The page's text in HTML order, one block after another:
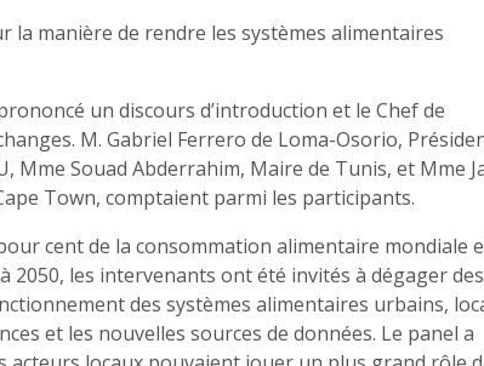
la manière de rendre les systèmes alimentaires
un discours d’introduction et le Chef de
M. Gabriel Ferrero de Loma-Osorio,
Mme Souad Abderrahim, Maire de Tunis, et Mme
Town, comptaient parmi les participants.
cent de la consommation alimentaire mondiale
2050, les intervenants ont été invités à dégager des
des systèmes alimentaires urbains,
et les nouvelles sources de données. Le panel a